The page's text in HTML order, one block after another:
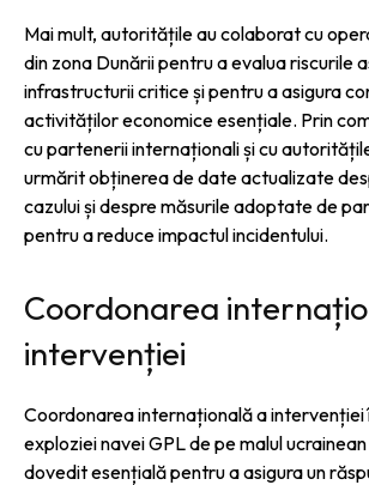
Mai mult, autoritățile au colaborat cu
din zona Dunării pentru a evalua riscurile
infrastructurii critice și pentru a asigura
activităților economice esențiale. Prin
cu partenerii internaționali și cu
urmărit obținerea de date actualizate
cazului și despre măsurile adoptate de
pentru a reduce impactul incidentului.
Coordonarea
intervenției
Coordonarea internațională a intervenției
exploziei navei GPL de pe malul
dovedit esențială pentru a asigura un